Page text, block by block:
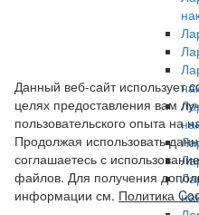
Данный веб-сайт использует
целях предоставления вам
пользовательского опыта на
Продолжая использовать
соглашаетесь с
файлов. Для получения
информации см. Политика